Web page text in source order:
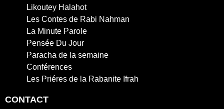
Likoutey Halahot
Les Contes de Rabi Nahman
La Minute Parole
Pensée Du Jour
Paracha de la semaine
Conférences
Les Priéres de la Rabanite Ifrah
CONTACT